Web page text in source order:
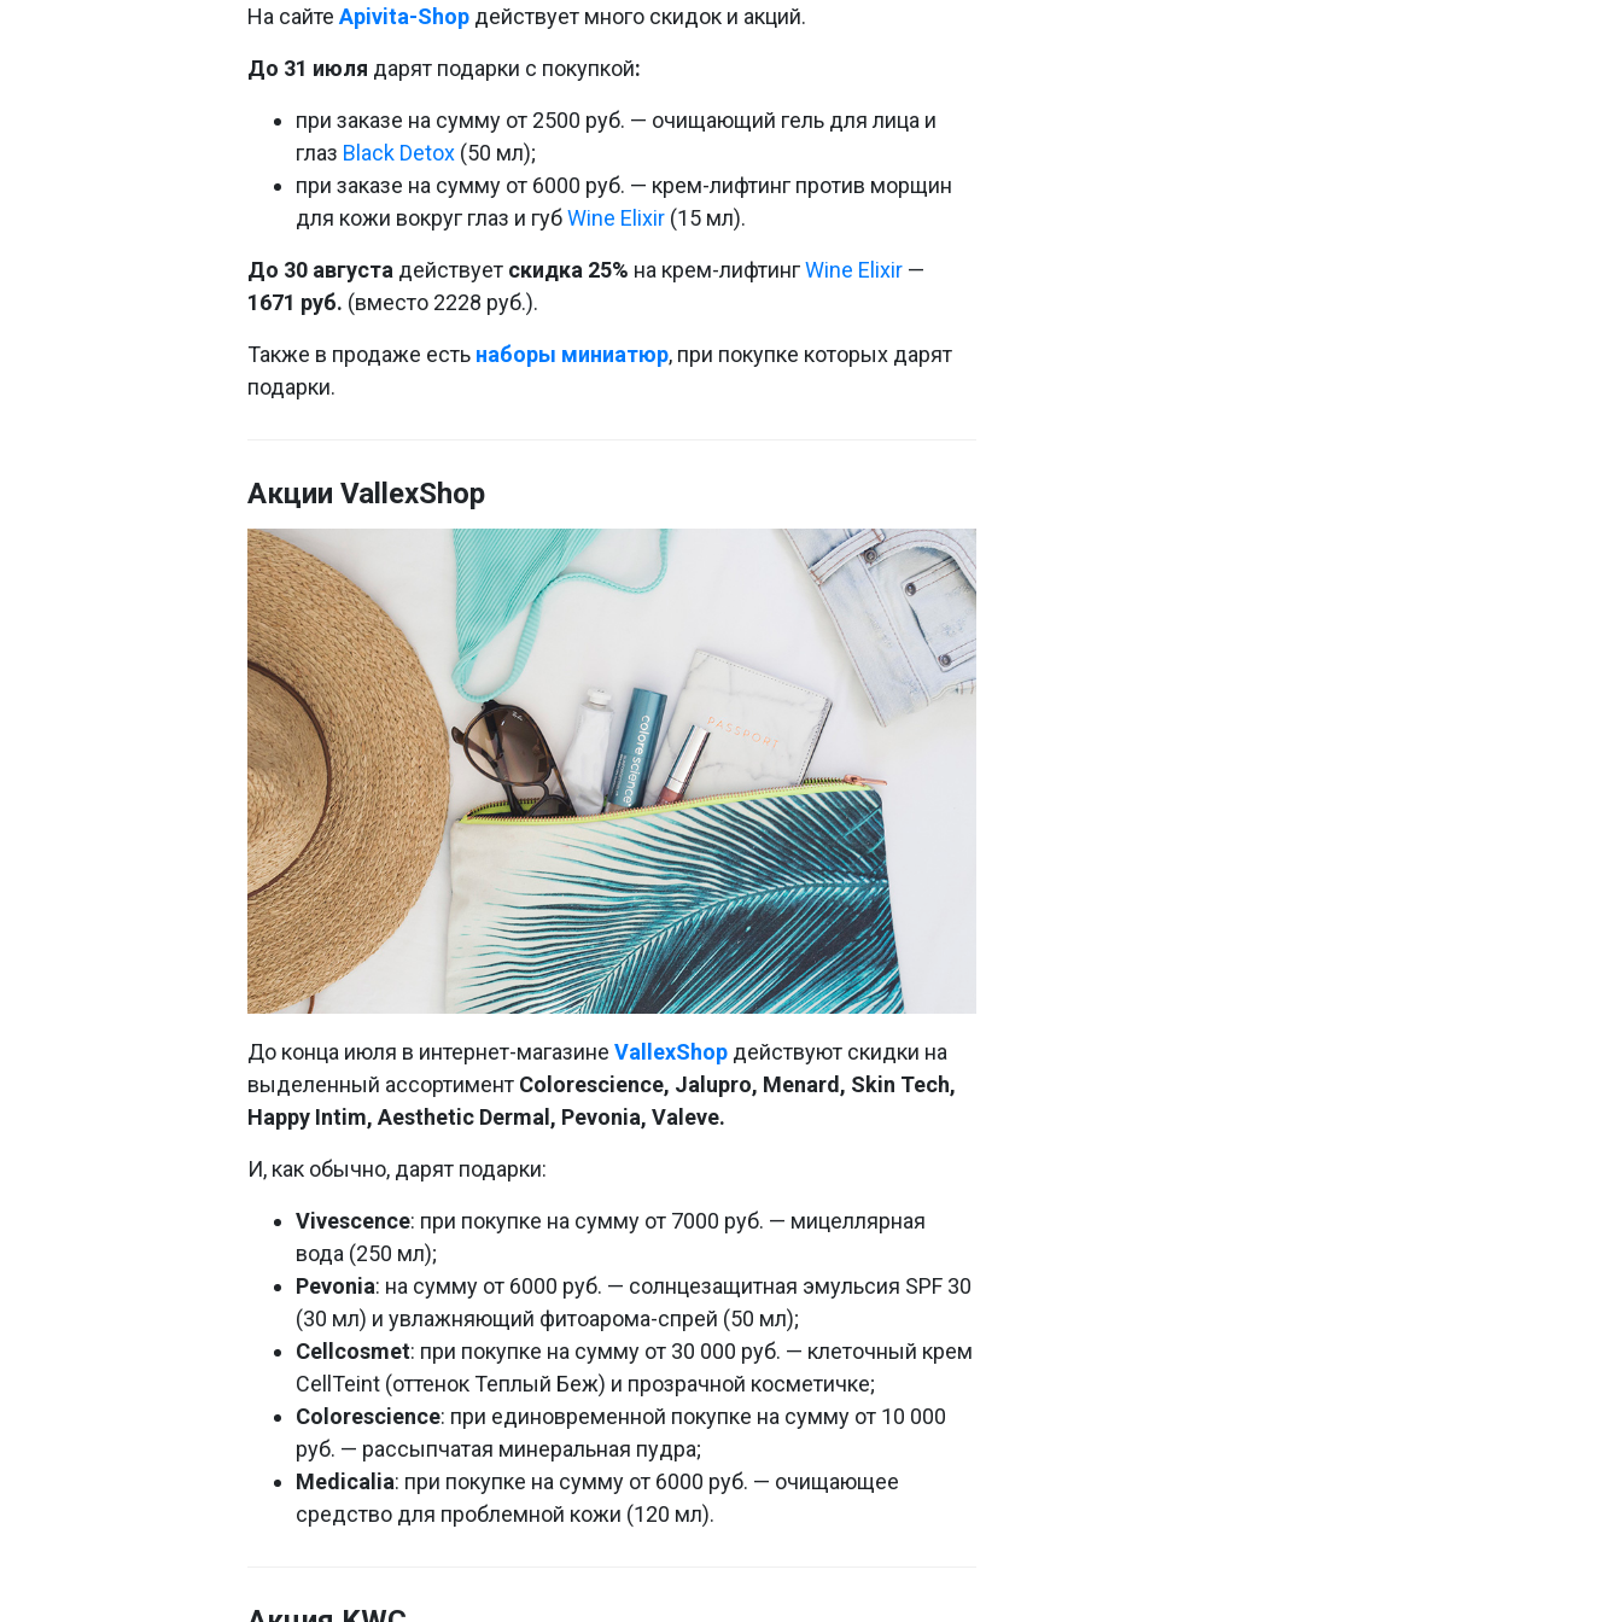
На сайте Apivita-Shop действует много скидок и акций.
До 31 июля дарят подарки с покупкой:
при заказе на сумму от 2500 руб. — очищающий гель для лица и
глаз Black Detox (50 мл);
при заказе на сумму от 6000 руб. — крем-лифтинг против морщин
для кожи вокруг глаз и губWine Elixir (15 мл).
До 30 августа действует скидка 25% на крем-лифтингWine Elixir —
1671 руб. (вместо 2228 руб.).
Также в продаже есть наборы миниатюр, при покупке которых дарят
подарки.
Акции VallexShop
До конца июля в интернет-магазине VallexShop действуют скидки на
выделенный ассортимент Colorescience, Jalupro, Menard, Skin Tech,
Happy Intim, Aesthetic Dermal, Pevonia, Valeve.
И, как обычно, дарят подарки:
Vivescence: при покупке на сумму от 7000 руб. — мицеллярная
вода (250 мл);
Pevonia: на сумму от 6000 руб. — солнцезащитная эмульсия SPF 30
(30 мл) и увлажняющий фитоарома-спрей (50 мл);
Cellcosmet: при покупке на сумму от 30 000 руб. — клеточный крем
CellTeint (оттенок Теплый Беж) и прозрачной косметичке;
Colorescience: при единовременной покупке на сумму от 10 000
руб. — рассыпчатая минеральная пудра;
Medicalia: при покупке на сумму от 6000 руб. — очищающее
средство для проблемной кожи (120 мл).